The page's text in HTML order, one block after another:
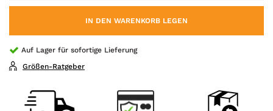
IN DEN WARENKORB LEGEN
Auf Lager für sofortige Lieferung
Größen-Ratgeber